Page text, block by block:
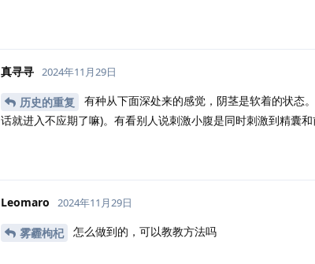
真寻寻 2024年11月29日
历史的重复
有种从下面深处来的感觉，阴茎是软着的状态
话就进入不应期了嘛)。有看别人说刺激小腹是同时刺激到精囊和
Leomaro 2024年11月29日
雾霾枸杞 怎么做到的，可以教教方法吗